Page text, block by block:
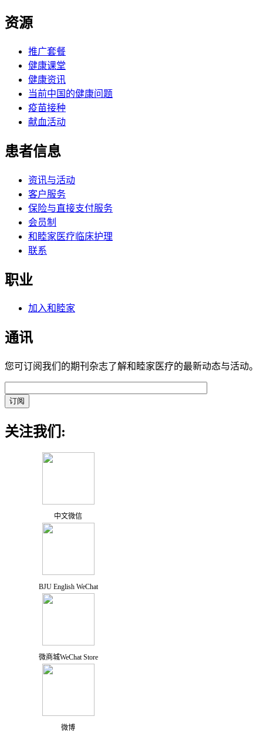
资源
推广套餐
健康课堂
健康资讯
当前中国的健康问题
疫苗接种
献血活动
患者信息
资讯与活动
客户服务
保险与直接支付服务
会员制
和睦家医疗临床护理
联系
职业
加入和睦家
通讯
您可订阅我们的期刊杂志了解和睦家医疗的最新动态与活动。
关注我们:
中文微信
BJU English WeChat
微商城WeChat Store
微博